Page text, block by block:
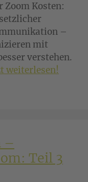
Zoom Kosten:
–
mit
verstehen.
weiterlesen!
–
Teil 3